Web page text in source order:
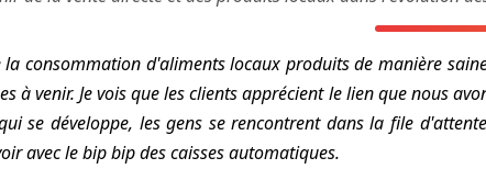
la consommation d'aliments locaux produits de manière
à venir. Je vois que les clients apprécient le lien que nous
se développe, les gens se rencontrent dans la file
avec le bip bip des caisses automatiques.